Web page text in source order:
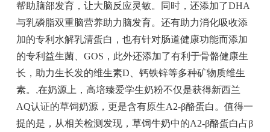
帮助脑部发育，让大脑反应灵敏。同时，还添加了DHA
与乳磷脂双重脑营养助力脑发育。还有助力消化吸收添
加的专利水解乳清蛋白，也有针对肠道健康功能而添加
的专利益生菌、GOS，此外还添加了有利于骨骼健康生
长，助力生长发的维生素D、钙铁锌等多种矿物质维生
素。 ,在奶源上，高培臻爱学生奶粉不仅是获得新西兰
AQ认证的草饲奶源，更是含有原生A2-β酪蛋白。值得一
提的是，从相关检测发现，草饲牛奶中的A2-β酪蛋白占β